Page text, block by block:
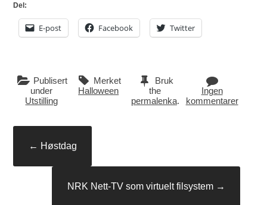
Del:
E-post Facebook Twitter
Publisert
under
Utstilling
Merket
Halloween
Bruk
the
permalenka.
Ingen
kommentarer
Innleggsnavigasjon
← Høstdag
NRK Nett-TV som virtuelt filsystem →